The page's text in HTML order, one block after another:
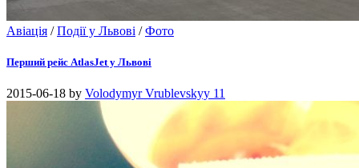
Авіація /Події у Львові /Фото
Перший рейс AtlasJet у Львові
2015-06-18 by Volodymyr Vrublevskyy 11